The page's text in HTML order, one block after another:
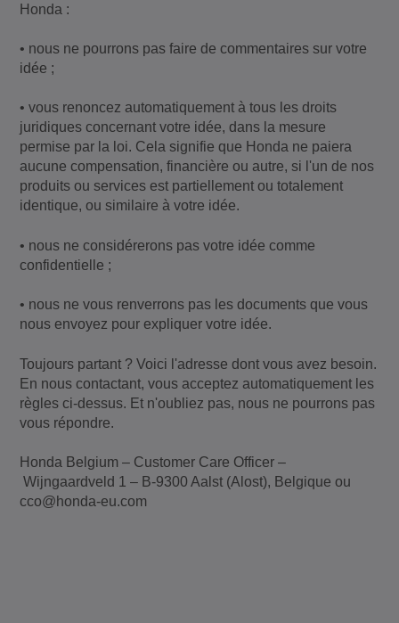
Honda :
• nous ne pourrons pas faire de commentaires sur votre
idée ;
• vous renoncez automatiquement à tous les droits
juridiques concernant votre idée, dans la mesure
permise par la loi. Cela signifie que Honda ne paiera
aucune compensation, financière ou autre, si l'un de nos
produits ou services est partiellement ou totalement
identique, ou similaire à votre idée.
• nous ne considérerons pas votre idée comme
confidentielle ;
• nous ne vous renverrons pas les documents que vous
nous envoyez pour expliquer votre idée.
Toujours partant ? Voici l'adresse dont vous avez besoin.
En nous contactant, vous acceptez automatiquement les
règles ci-dessus. Et n'oubliez pas, nous ne pourrons pas
vous répondre.
Honda Belgium – Customer Care Officer –
Wijngaardveld 1 – B-9300 Aalst (Alost), Belgique ou
cco@honda-eu.com